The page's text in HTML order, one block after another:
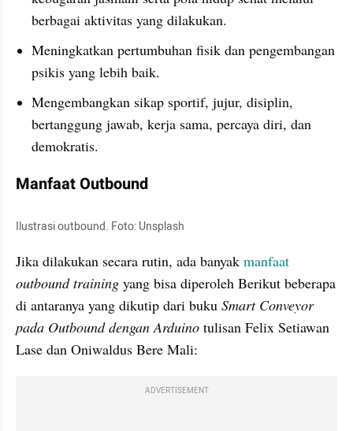
berbagai aktivitas yang dilakukan.
Meningkatkan pertumbuhan fisik dan pengembangan
psikis yang lebih baik.
Mengembangkan sikap sportif, jujur, disiplin,
bertanggung jawab, kerja sama, percaya diri, dan
demokratis.
Manfaat Outbound
Ilustrasi outbound. Foto: Unsplash
Jika dilakukan secara rutin, ada banyak
outbound training yang bisa diperoleh Berikut beberapa
di antaranya yang dikutip dari buku Smart Conveyor
pada Outbound dengan Arduino tulisan Felix Setiawan
Lase dan Oniwaldus Bere Mali:
ADVERTISEMENT